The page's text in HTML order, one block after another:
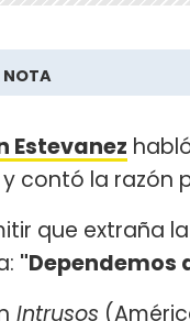
NOTA
Estevanez
contó la razón
que extraña
"Dependemos
Intrusos